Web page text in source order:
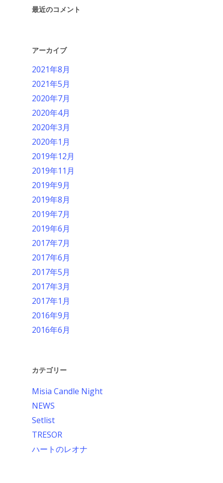
最近のコメント
アーカイブ
2021年8月
2021年5月
2020年7月
2020年4月
2020年3月
2020年1月
2019年12月
2019年11月
2019年9月
2019年8月
2019年7月
2019年6月
2017年7月
2017年6月
2017年5月
2017年3月
2017年1月
2016年9月
2016年6月
カテゴリー
Misia Candle Night
NEWS
Setlist
TRESOR
ハートのレオナ